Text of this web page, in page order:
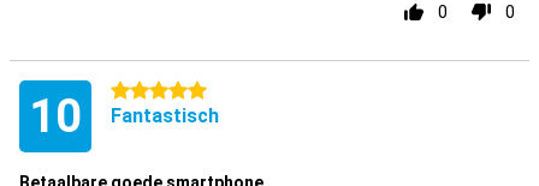
0 0
10 5 Sterne
Fantastisch